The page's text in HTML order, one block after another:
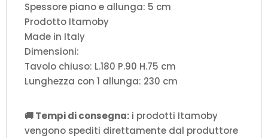
Spessore piano e allunga: 5 cm
Prodotto Itamoby
Made in Italy
Dimensioni:
Tavolo chiuso: L.180 P.90 H.75 cm
Lunghezza con 1 allunga: 230 cm
🚚 Tempi di consegna: i prodotti Itamoby
vengono spediti direttamente dal produttore